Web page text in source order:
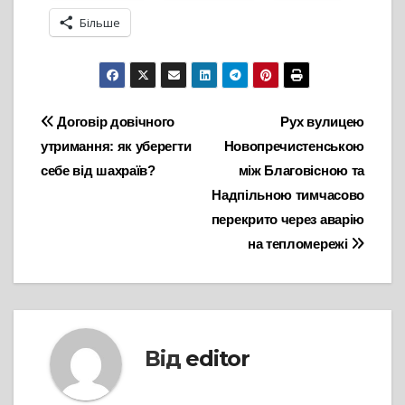
Більше
Навігація
записів
Рух вулицею
Новопречистенською
між Благовісною та
Надпільною тимчасово
перекрито через аварію
на тепломережі
Договір довічного
утримання: як уберегти
себе від шахраїв?
Від editor